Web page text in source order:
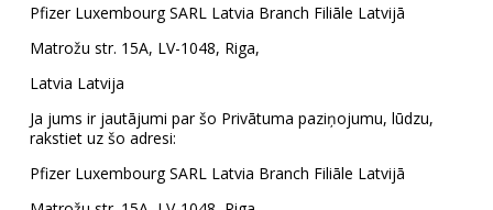
Pfizer Luxembourg SARL Latvia Branch Filiāle Latvijā
Matrožu str. 15A, LV-1048, Riga,
Latvia Latvija
Ja jums ir jautājumi par šo Privātuma paziņojumu, lūdzu,
rakstiet uz šo adresi:
Pfizer Luxembourg SARL Latvia Branch Filiāle Latvijā